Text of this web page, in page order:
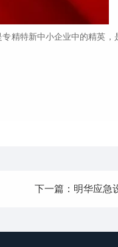
特新中小企业中的精英，
下一篇：明华应急